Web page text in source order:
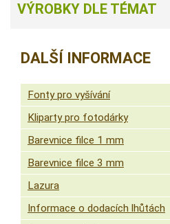
VÝROBKY DLE TÉMAT
DALŠÍ INFORMACE
Fonty pro vyšívání
Kliparty pro fotodárky
Barevnice filce 1 mm
Barevnice filce 3 mm
Lazura
Informace o dodacích lhůtách